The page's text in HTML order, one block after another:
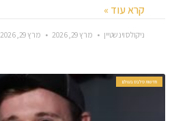
קרא עוד »
ניקולס וינשטיין מרץ 29, 2026 מרץ 29, 2026
חדשות סלבס בעולם